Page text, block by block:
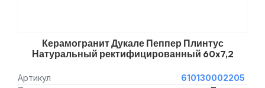
Керамогранит Дукале Пеппер Плинтус
Натуральный ректифицированный 60x7,2
Артикул
610130002205